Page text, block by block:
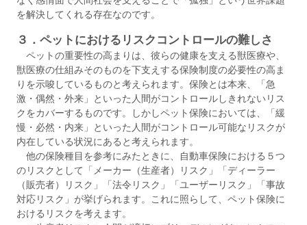
を解決してくれる存在なのです。
３．ペットにおけるリスクコントロールの難しさ
ペットの重要性の高まりは、彼らの健康を支える獣医療や、
獣医療の仕組みそのものを下支えする保険制度の必要性の高ま
りを示唆しているものと考えられます。保険とは本来、「急
激・偶然・外来」といった人間がコントロールしきれないリス
クをカバーするものです。しかしペット保険においては、「緩
慢・必然・内来」といった人間がコントロール可能なリスクが
内在している状況にあると考えられます。
他の保険種目を参考にみたときに、自動車保険における５つ
のリスクとして「メーカー（生産者）リスク」「ディーラー
（販売者）リスク」「法令リスク」「ユーザーリスク」「事故
対応リスク」が挙げられます。これに照らして、ペット保険に
おけるリスクを考えます。